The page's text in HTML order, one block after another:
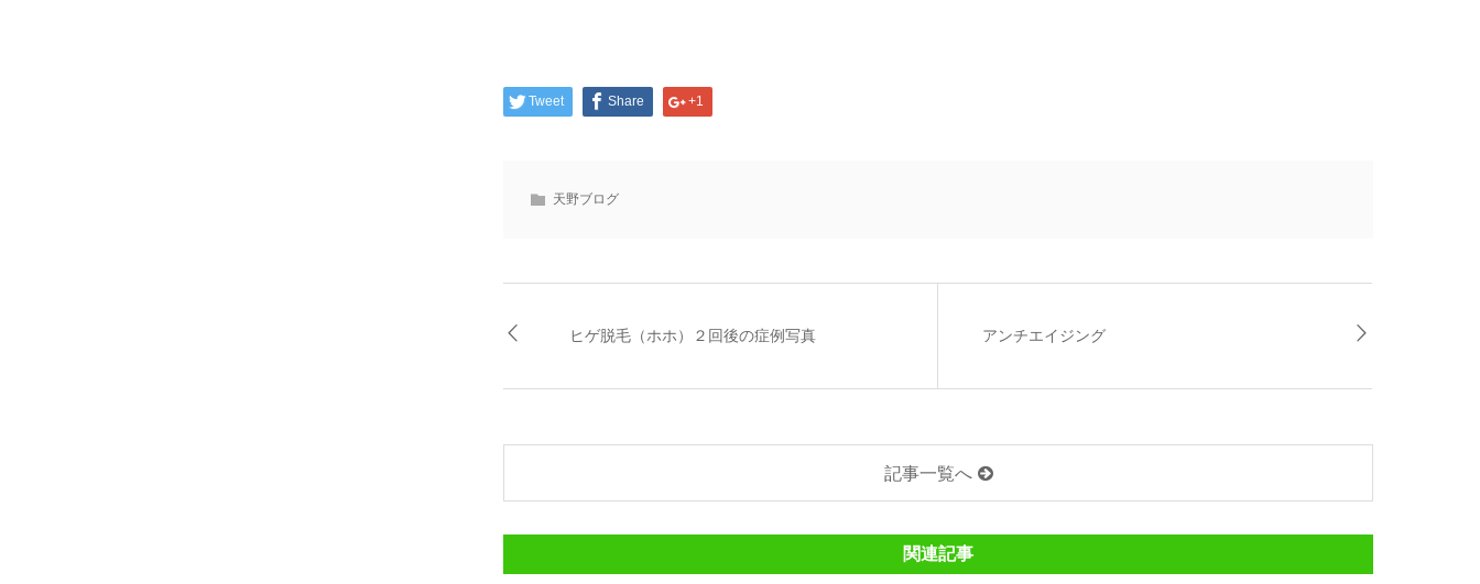
Tweet Share +1
天野ブログ
ヒゲ脱毛（ホホ）２回後の症例写真 アンチエイジング
記事一覧へ
関連記事